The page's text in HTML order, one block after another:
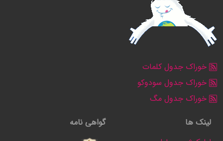
خوراک جدول کلمات
خوراک جدول سودوکو
خوراک جدول مگ
لینک ها
گواهی نامه